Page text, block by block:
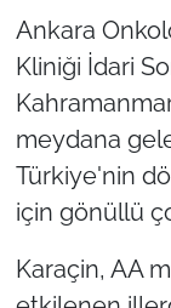
Ankara
Kliniği İdari
meydana
Türkiye'nin
için gönüllü
Karaçin, AA